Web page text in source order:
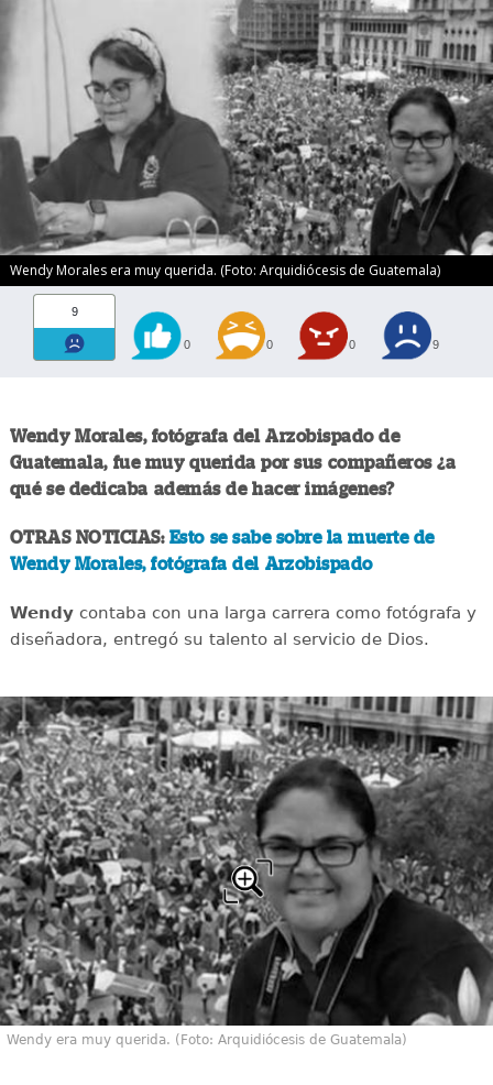
Wendy Morales era muy querida. (Foto: Arquidiócesis de Guatemala)
9
0 0 0 9
Wendy Morales, fotógrafa del Arzobispado de
Guatemala, fue muy querida por sus compañeros ¿a
qué se dedicaba además de hacer imágenes?
OTRAS NOTICIAS: Esto se sabe sobre la muerte de
Wendy Morales, fotógrafa del Arzobispado
Wendycontaba con una larga carrera como fotógrafa y
diseñadora, entregó su talento al servicio de Dios.
Wendy era muy querida. (Foto: Arquidiócesis de Guatemala)